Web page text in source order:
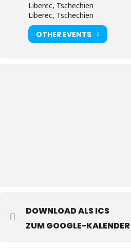
Liberec, Tschechien
Liberec, Tschechien
OTHER EVENTS
DOWNLOAD ALS ICS
ZUM GOOGLE-